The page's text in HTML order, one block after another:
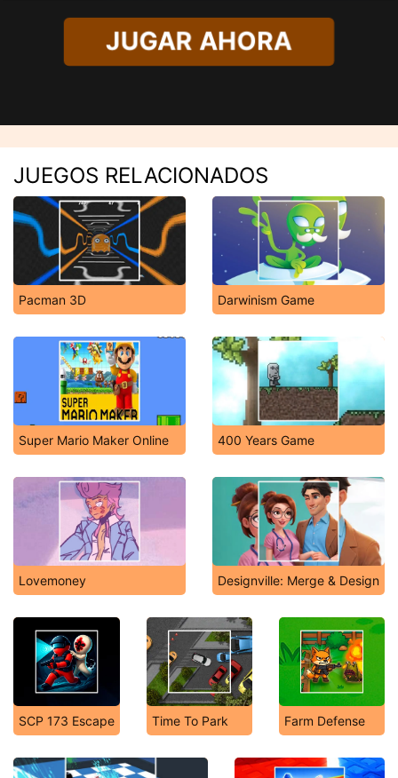
JUGAR AHORA
JUEGOS RELACIONADOS
Pacman 3D Darwinism Game
Super Mario Maker Online 400 Years Game
Lovemoney Designville: Merge & Design
SCP 173 Escape Time To Park Farm Defense